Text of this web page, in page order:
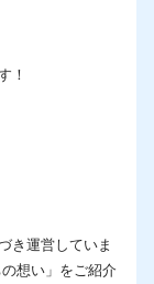
！
き運営していま
想い」をご紹介